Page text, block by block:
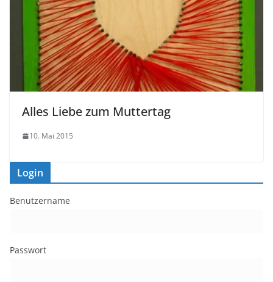
Alles Liebe zum Muttertag
10. Mai 2015
Login
Benutzername
Passwort